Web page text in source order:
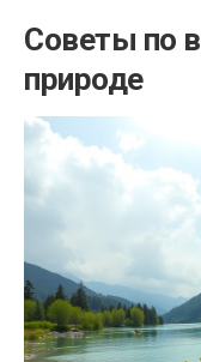
Советы по
природе